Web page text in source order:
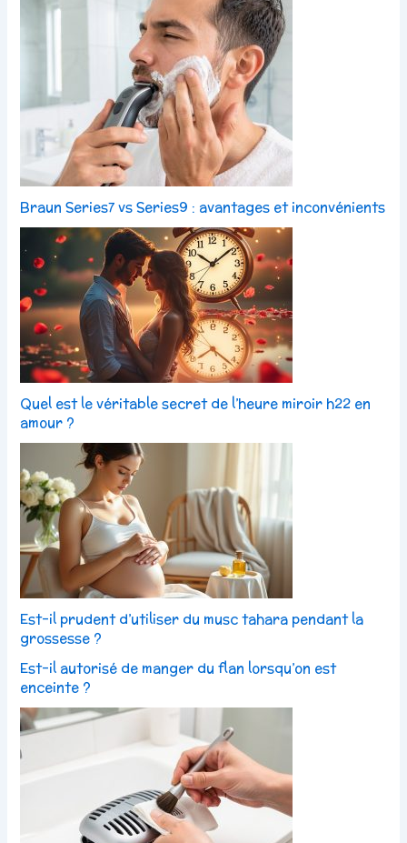
Braun Series7 vs Series9 : avantages et inconvénients
Quel est le véritable secret de l’heure miroir h22 en
amour ?
Est-il prudent d’utiliser du musc tahara pendant la
grossesse ?
Est-il autorisé de manger du flan lorsqu’on est
enceinte ?